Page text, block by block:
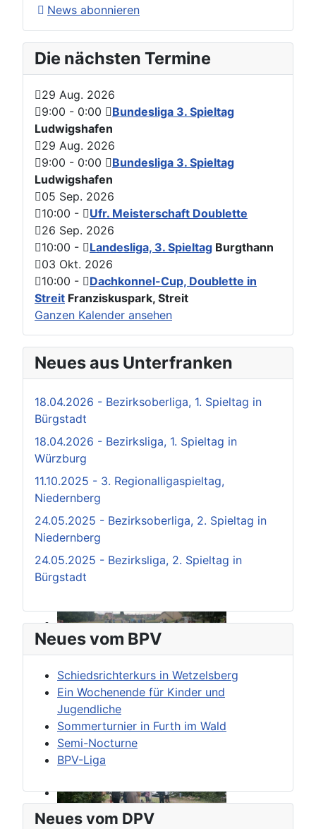
News abonnieren
Die nächsten Termine
29 Aug. 2026
9:00 - 0:00
Bundesliga 3. Spieltag
Ludwigshafen
29 Aug. 2026
9:00 - 0:00
Bundesliga 3. Spieltag
Ludwigshafen
05 Sep. 2026
10:00 -
Ufr. Meisterschaft Doublette
26 Sep. 2026
10:00 - Landesliga, 3. Spieltag Burgthann
03 Okt. 2026
10:00 -
Dachkonnel-Cup, Doublette in
Streit Franziskuspark, Streit
Ganzen Kalender ansehen
Neues aus Unterfranken
18.04.2026 - Bezirksoberliga, 1. Spieltag in
Bürgstadt
18.04.2026 - Bezirksliga, 1. Spieltag in
Würzburg
11.10.2025 - 3. Regionalligaspieltag,
Niedernberg
24.05.2025 - Bezirksoberliga, 2. Spieltag in
Niedernberg
24.05.2025 - Bezirksliga, 2. Spieltag in
Bürgstadt
Neues vom BPV
Schiedsrichterkurs in Wetzelsberg
Ein Wochenende für Kinder und
Jugendliche
Sommerturnier in Furth im Wald
Semi-Nocturne
BPV-Liga
Neues vom DPV